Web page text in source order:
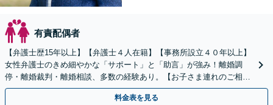
有責配偶者
【弁護士歴15年以上】【弁護士４人在籍】【事務所設立４０年以上】
女性弁護士のきめ細やかな「サポート」と「助言」が強み！離婚調
停・離婚裁判・離婚相談、多数の経験あり。【お子さま連れのご相談
OK】【南海岸和田駅徒歩3分】
料金表を見る